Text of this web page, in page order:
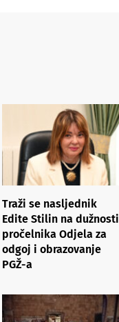
Traži se nasljednik
Edite Stilin na dužnosti
pročelnika Odjela za
odgoj i obrazovanje
PGŽ-a